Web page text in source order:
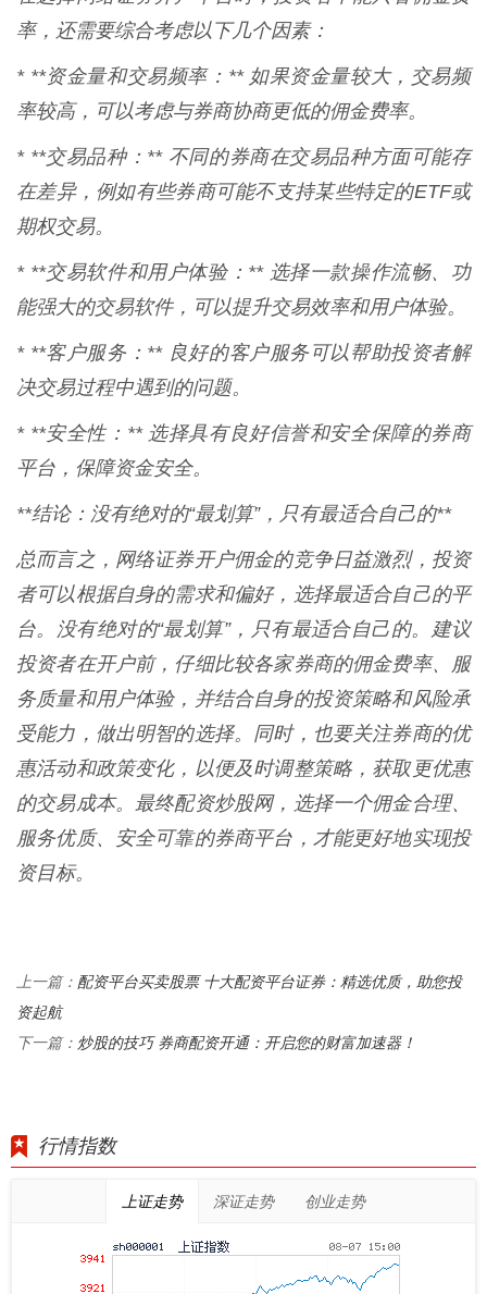
率，还需要综合考虑以下几个因素：
* **资金量和交易频率：** 如果资金量较大，交易频
率较高，可以考虑与券商协商更低的佣金费率。
* **交易品种：** 不同的券商在交易品种方面可能存
在差异，例如有些券商可能不支持某些特定的ETF或
期权交易。
* **交易软件和用户体验：** 选择一款操作流畅、功
能强大的交易软件，可以提升交易效率和用户体验。
* **客户服务：** 良好的客户服务可以帮助投资者解
决交易过程中遇到的问题。
* **安全性：** 选择具有良好信誉和安全保障的券商
平台，保障资金安全。
**结论：没有绝对的“最划算”，只有最适合自己的**
总而言之，网络证券开户佣金的竞争日益激烈，投资
者可以根据自身的需求和偏好，选择最适合自己的平
台。没有绝对的“最划算”，只有最适合自己的。建议
投资者在开户前，仔细比较各家券商的佣金费率、服
务质量和用户体验，并结合自身的投资策略和风险承
受能力，做出明智的选择。同时，也要关注券商的优
惠活动和政策变化，以便及时调整策略，获取更优惠
的交易成本。最终配资炒股网，选择一个佣金合理、
服务优质、安全可靠的券商平台，才能更好地实现投
资目标。
上一篇： 配资平台买卖股票 十大配资平台证券：精选优质，助您投
资起航
下一篇： 炒股的技巧 券商配资开通：开启您的财富加速器！
行情指数
上证走势 深证走势 创业走势